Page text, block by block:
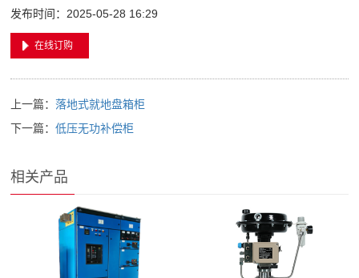
发布时间：2025-05-28 16:29
在线订购
上一篇：落地式就地盘箱柜
下一篇：低压无功补偿柜
相关产品